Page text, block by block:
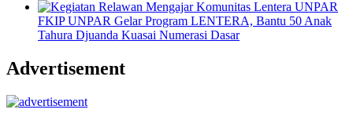
FKIP UNPAR Gelar Program LENTERA, Bantu 50 Anak
Tahura Djuanda Kuasai Numerasi Dasar
Advertisement